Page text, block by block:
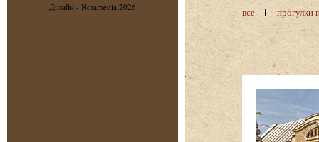
Дизайн - Notamedia 2026 все прогулки